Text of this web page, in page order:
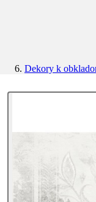
Dekory k